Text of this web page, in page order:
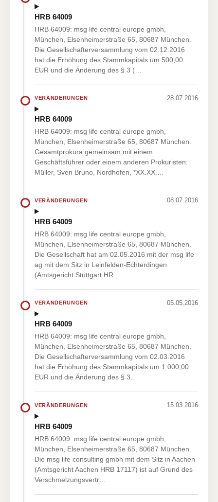
HRB 64009
HRB 64009: msg life central europe gmbh,
München, Elsenheimerstraße 65, 80687 München.
Die Gesellschafterversammlung vom 02.12.2016
hat die Erhöhung des Stammkapitals um 500,00
EUR und die Änderung des § 3 (…
VERÄNDERUNGEN 28.07.2016
HRB 64009
HRB 64009: msg life central europe gmbh,
München, Elsenheimerstraße 65, 80687 München.
Gesamtprokura gemeinsam mit einem
Geschäftsführer oder einem anderen Prokuristen:
Müller, Sven Bruno, Nordhofen, *XX.XX.…
VERÄNDERUNGEN 08.07.2016
HRB 64009
HRB 64009: msg life central europe gmbh,
München, Elsenheimerstraße 65, 80687 München.
Die Gesellschaft hat am 02.05.2016 mit der msg life
ag mit dem Sitz in Leinfelden-Echterdingen
(Amtsgericht Stuttgart HR…
VERÄNDERUNGEN 05.05.2016
HRB 64009
HRB 64009: msg life central europe gmbh,
München, Elsenheimerstraße 65, 80687 München.
Die Gesellschafterversammlung vom 02.03.2016
hat die Erhöhung des Stammkapitals um 1.000,00
EUR und die Änderung des § 3…
VERÄNDERUNGEN 15.03.2016
HRB 64009
HRB 64009: msg life central europe gmbh,
München, Elsenheimerstraße 65, 80687 München.
Die msg life consulting gmbh mit dem Sitz in Aachen
(Amtsgericht Aachen HRB 17117) ist auf Grund des
Verschmelzungsvertr…